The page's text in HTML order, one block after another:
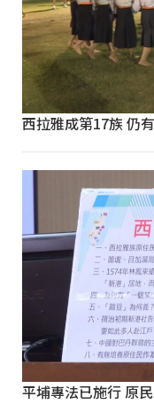
西拉雅成第17族 仍
平埔專法已施行 原